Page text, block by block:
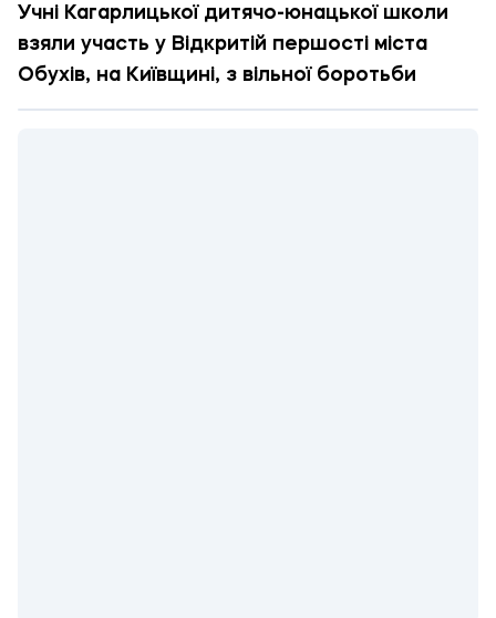
Учні Кагарлицької дитячо-юнацької школи
взяли участь у Відкритій першості міста
Обухів, на Київщині, з вільної боротьби